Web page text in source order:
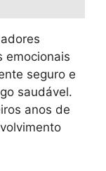
emocionais
seguro e
saudável.
anos de